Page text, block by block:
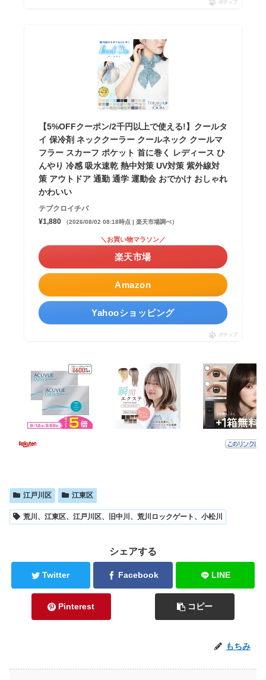
ポチップ
【5%OFFクーポン/2千円以上で使える!】クールタ
イ 保冷剤 ネッククーラー クールネック クールマ
フラー スカーフ ポケット 首に巻く レディース ひ
んやり 冷感 吸水速乾 熱中対策 UV対策 紫外線対
策 アウトドア 通勤 通学 運動会 おでかけ おしゃれ
かわいい
テブクロイチバ
¥1,880
（2026/08/02 08:18時点 | 楽天市場調べ）
Amazon
＼お買い物マラソン／
楽天市場
Yahooショッピング
ポチップ
江戸川区 江東区
荒川、江東区、江戸川区、旧中川、荒川ロックゲート、小松川
シェアする
Twitter Facebook LINE
Pinterest コピー
もちみ